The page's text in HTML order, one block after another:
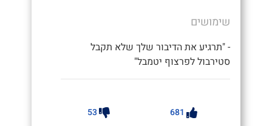
שימושים
- "תרגיע את הדיבור שלך שלא תקבל
סטירבול לפרצוף יטמבל"
681
53